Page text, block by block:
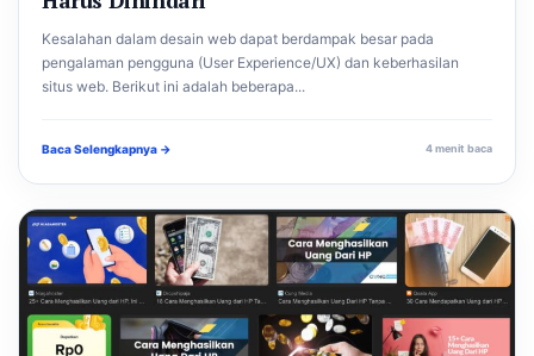
Kesalahan dalam desain web dapat berdampak besar pada
pengalaman pengguna (User Experience/UX) dan keberhasilan
situs web. Berikut ini adalah beberapa...
Baca Selengkapnya → 4 menit baca